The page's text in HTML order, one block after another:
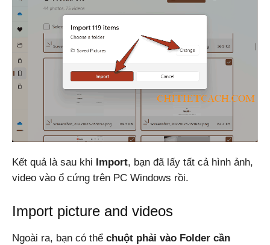
Kết quả là sau khi Import, bạn đã lấy tất cả hình ảnh,
video vào ổ cứng trên PC Windows rồi.
Import picture and videos
Ngoài ra, bạn có thể chuột phải vào Folder cần